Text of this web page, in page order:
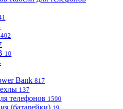
402
10
Bank 817
137
телефонов 1590
(батарейки)